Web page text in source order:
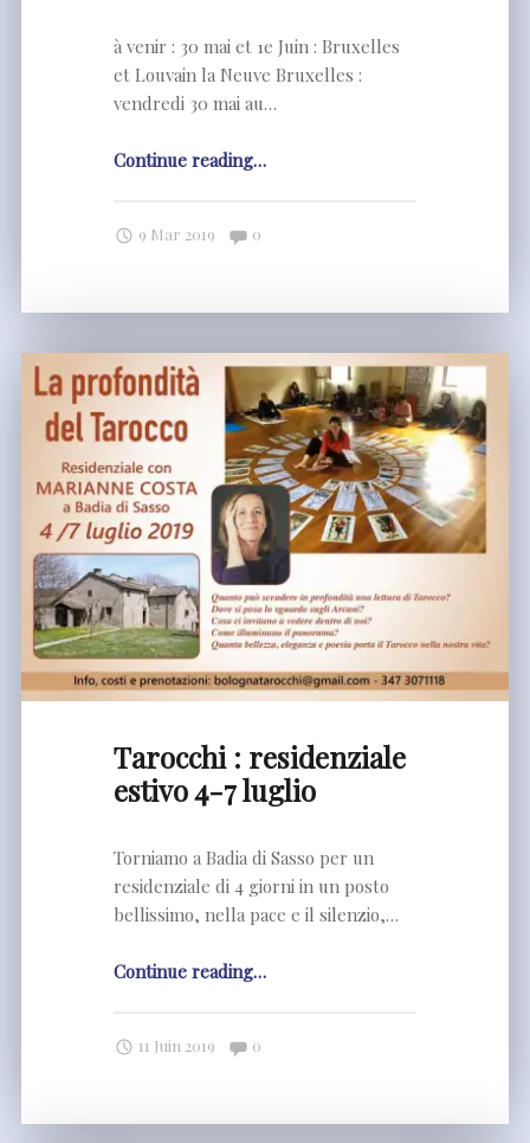
à venir : 30 mai et 1e Juin : Bruxelles
et Louvain la Neuve Bruxelles :
vendredi 30 mai au…
Continue reading"Promo
pas
dates
en
province
et
Belgique."
…
9 Mar 2019 Comments:
0
Tarocchi : residenziale
estivo 4-7 luglio
Torniamo a Badia di Sasso per un
residenziale di 4 giorni in un posto
bellissimo, nella pace e il silenzio,…
Continue reading"Tarocchi
estivo
…
11 Juin 2019 Comments:
0